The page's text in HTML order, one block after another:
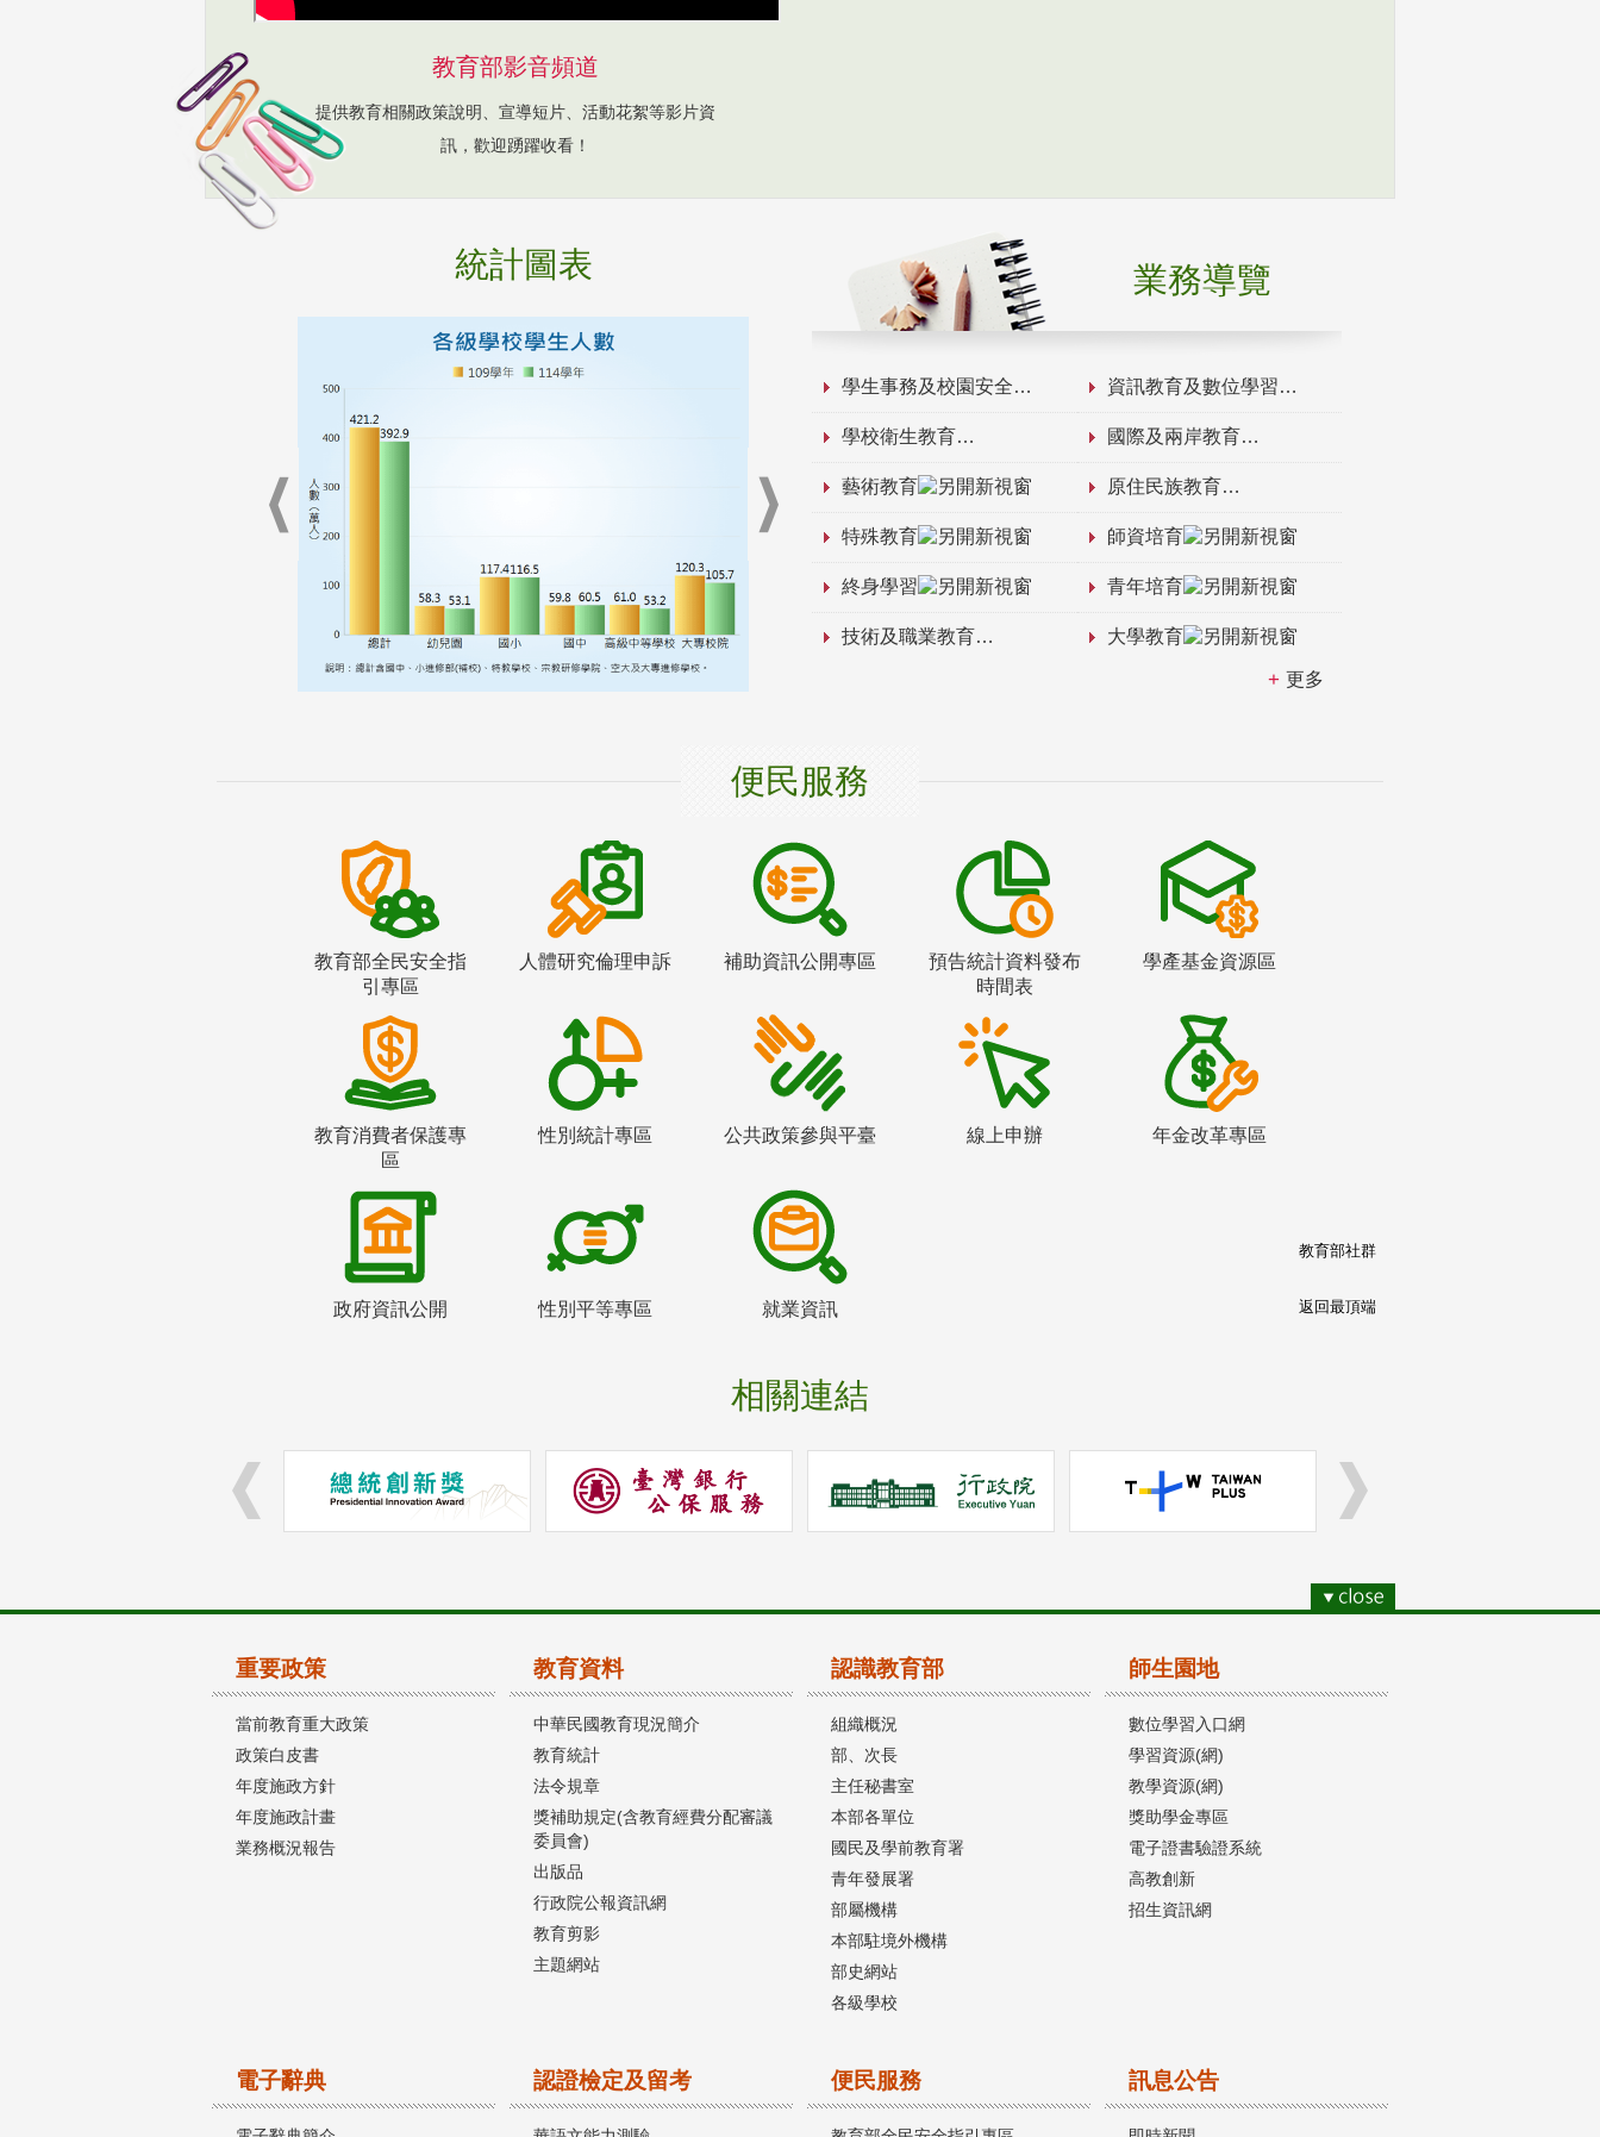
教育部影音頻道
提供教育相關政策說明、宣導短片、活動花絮等影片資
訊，歡迎踴躍收看！
統計圖表 業務導覽
學生事務及校園安全 資訊教育及數位學習
學校衛生教育 國際及兩岸教育
藝術教育 原住民族教育
特殊教育 師資培育
終身學習 青年培育
技術及職業教育 大學教育
更多
便民服務
教育部全民安全指
引專區
人體研究倫理申訴 補助資訊公開專區
預告統計資料發布
時間表
學產基金資源區
教育消費者保護專
區
性別統計專區 公共政策參與平臺 線上申辦 年金改革專區
政府資訊公開 性別平等專區 就業資訊
相關連結
教育部社群
返回最頂端
重要政策
當前教育重大政策
政策白皮書
年度施政方針
年度施政計畫
業務概況報告
教育資料
中華民國教育現況簡介
教育統計
法令規章
獎補助規定(含教育經費分配審議
委員會)
出版品
行政院公報資訊網
教育剪影
主題網站
認識教育部
組織概況
部、次長
主任秘書室
本部各單位
國民及學前教育署
青年發展署
部屬機構
本部駐境外機構
部史網站
各級學校
師生園地
數位學習入口網
學習資源(網)
教學資源(網)
獎助學金專區
電子證書驗證系統
高教創新
招生資訊網
電子辭典 認證檢定及留考 便民服務 訊息公告